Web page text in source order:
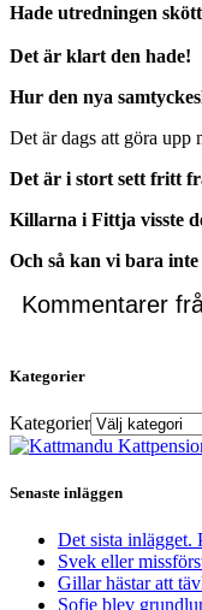
Hade utredningen
Det är klart den hade!
Hur den nya
Det är dags att göra upp
Det är i stort sett fritt
Killarna i Fittja visste
Och så kan vi bara inte
Kommentarer
Kategorier
Kategorier
Senaste inläggen
Det sista inlägget.
Svek eller
Gillar hästar att
Sofie blev